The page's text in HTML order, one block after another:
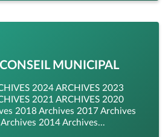
MUNICIPAL
2024 ARCHIVES 2023
2021 ARCHIVES 2020
2018 Archives 2017 Archives
2014 Archives…